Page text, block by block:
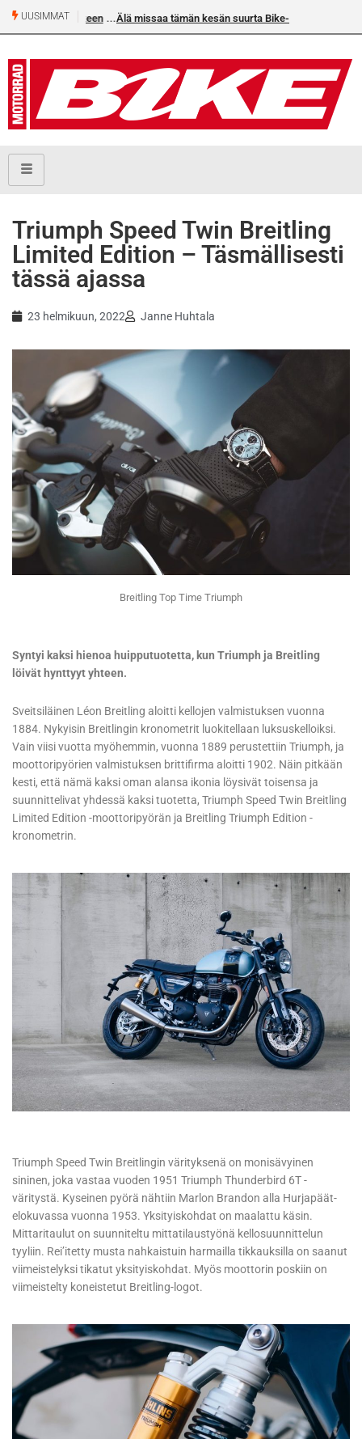
UUSIMMAT Älä missaa tämän kesän suurta Bike-numeroa!
Triumph Speed Twin Breitling
Limited Edition – Täsmällisesti
tässä ajassa
23 helmikuun, 2022 Janne Huhtala
Breitling Top Time Triumph
Syntyi kaksi hienoa huipputuotetta, kun Triumph ja Breitling
löivät hynttyyt yhteen.
Sveitsiläinen Léon Breitling aloitti kellojen valmistuksen vuonna
1884. Nykyisin Breitlingin kronometrit luokitellaan luksuskelloiksi.
Vain viisi vuotta myöhemmin, vuonna 1889 perustettiin Triumph, ja
moottoripyörien valmistuksen brittifirma aloitti 1902. Näin pitkään
kesti, että nämä kaksi oman alansa ikonia löysivät toisensa ja
suunnittelivat yhdessä kaksi tuotetta, Triumph Speed Twin Breitling
Limited Edition -moottoripyörän ja Breitling Triumph Edition -
kronometrin.
Triumph Speed Twin Breitlingin värityksenä on monisävyinen
sininen, joka vastaa vuoden 1951 Triumph Thunderbird 6T -
väritystä. Kyseinen pyörä nähtiin Marlon Brandon alla Hurjapäät-
elokuvassa vuonna 1953. Yksityiskohdat on maalattu käsin.
Mittaritaulut on suunniteltu mittatilaustyönä kellosuunnittelun
tyyliin. Rei’itetty musta nahkaistuin harmailla tikkauksilla on saanut
viimeistelyksi tikatut yksityiskohdat. Myös moottorin poskiin on
viimeistelty koneistetut Breitling-logot.